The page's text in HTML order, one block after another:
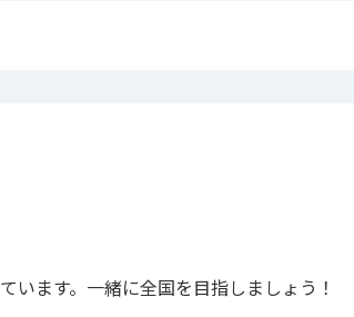
います。一緒に全国を目指しましょう！